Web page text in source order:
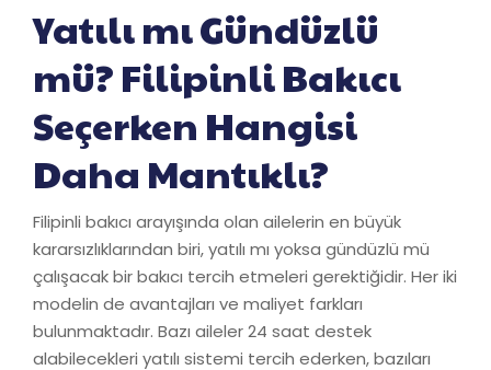
Yatılı mı Gündüzlü
mü? Filipinli Bakıcı
Seçerken Hangisi
Daha Mantıklı?
Filipinli bakıcı arayışında olan ailelerin en büyük
kararsızlıklarından biri, yatılı mı yoksa gündüzlü mü
çalışacak bir bakıcı tercih etmeleri gerektiğidir. Her iki
modelin de avantajları ve maliyet farkları
bulunmaktadır. Bazı aileler 24 saat destek
alabilecekleri yatılı sistemi tercih ederken, bazıları